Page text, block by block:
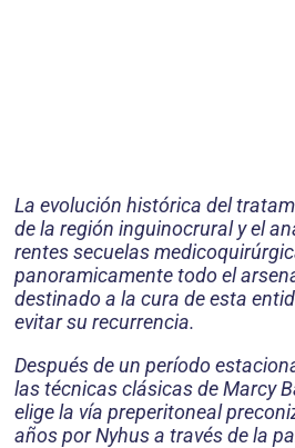
La evolución histórica del
de la región inguinocrural y el
rentes secuelas
panoramicamente todo el
destinado a la cura de esta
evitar su recurrencia.
Después de un período
las técnicas clásicas de Marcy
elige la vía preperitoneal
años por Nyhus a través de la